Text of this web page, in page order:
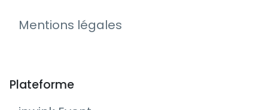
Mentions légales
Plateforme